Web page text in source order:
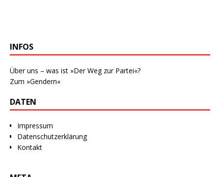
INFOS
Über uns – was ist »Der Weg zur Partei«?
Zum »Gendern«
DATEN
Impressum
Datenschutzerklärung
Kontakt